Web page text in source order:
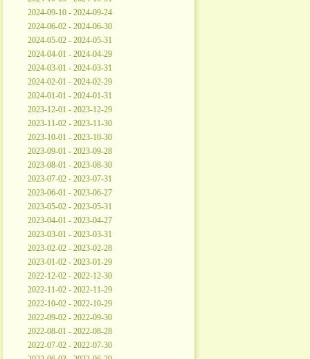
2024-09-10 - 2024-09-24
2024-06-02 - 2024-06-30
2024-05-02 - 2024-05-31
2024-04-01 - 2024-04-29
2024-03-01 - 2024-03-31
2024-02-01 - 2024-02-29
2024-01-01 - 2024-01-31
2023-12-01 - 2023-12-29
2023-11-02 - 2023-11-30
2023-10-01 - 2023-10-30
2023-09-01 - 2023-09-28
2023-08-01 - 2023-08-30
2023-07-02 - 2023-07-31
2023-06-01 - 2023-06-27
2023-05-02 - 2023-05-31
2023-04-01 - 2023-04-27
2023-03-01 - 2023-03-31
2023-02-02 - 2023-02-28
2023-01-02 - 2023-01-29
2022-12-02 - 2022-12-30
2022-11-02 - 2022-11-29
2022-10-02 - 2022-10-29
2022-09-02 - 2022-09-30
2022-08-01 - 2022-08-28
2022-07-02 - 2022-07-30